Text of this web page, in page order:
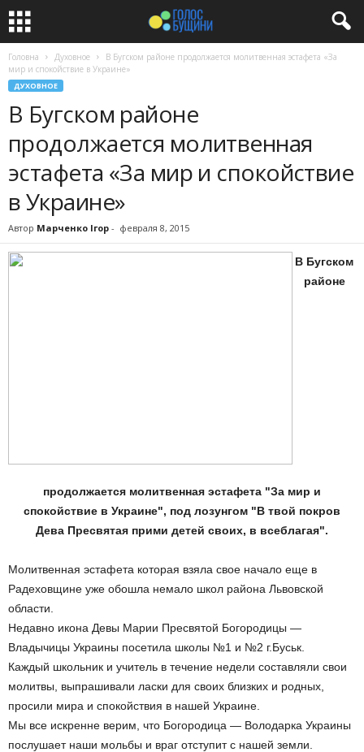
Головна Духовное
В Бугском районе продолжается молитвенная эстафета «За
мир и спокойствие в Украине»
ДУХОВНОЕ
В Бугском районе
продолжается молитвенная
эстафета «За мир и спокойствие
в Украине»
Автор Марченко Ігор - февраля 8, 2015
В Бугском
районе
продолжается молитвенная эстафета "За мир и
спокойствие в Украине", под лозунгом "В твой покров
Дева Пресвятая прими детей своих, в всеблагая".
Молитвенная эстафета которая взяла свое начало еще в
Радеховщине уже обошла немало школ района Львовской
области.
Недавно икона Девы Марии Пресвятой Богородицы —
Владычицы Украины посетила школы №1 и №2 г.Буськ.
Каждый школьник и учитель в течение недели составляли свои
молитвы, выпрашивали ласки для своих близких и родных,
просили мира и спокойствия в нашей Украине.
Мы все искренне верим, что Богородица — Володарка Украины
послушает наши мольбы и враг отступит с нашей земли.